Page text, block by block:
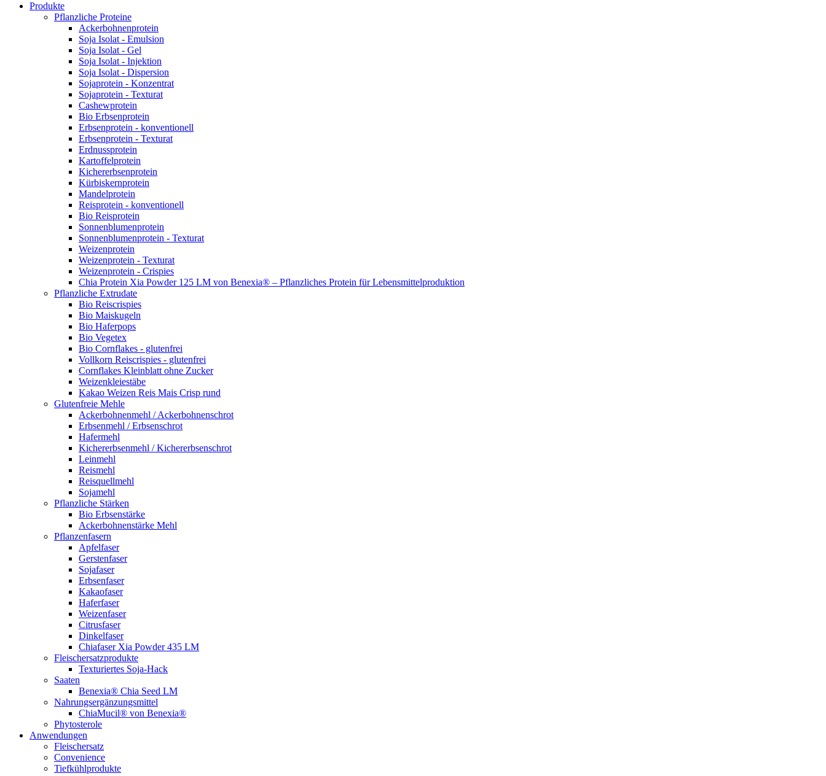
Produkte
Pflanzliche Proteine
Ackerbohnenprotein
Soja Isolat - Emulsion
Soja Isolat - Gel
Soja Isolat - Injektion
Soja Isolat - Dispersion
Sojaprotein - Konzentrat
Sojaprotein - Texturat
Cashewprotein
Bio Erbsenprotein
Erbsenprotein - konventionell
Erbsenprotein - Texturat
Erdnussprotein
Kartoffelprotein
Kichererbsenprotein
Kürbiskernprotein
Mandelprotein
Reisprotein - konventionell
Bio Reisprotein
Sonnenblumenprotein
Sonnenblumenprotein - Texturat
Weizenprotein
Weizenprotein - Texturat
Weizenprotein - Crispies
Chia Protein Xia Powder 125 LM von Benexia® – Pflanzliches Protein für Lebensmittelproduktion
Pflanzliche Extrudate
Bio Reiscrispies
Bio Maiskugeln
Bio Haferpops
Bio Vegetex
Bio Cornflakes - glutenfrei
Vollkorn Reiscrispies - glutenfrei
Cornflakes Kleinblatt ohne Zucker
Weizenkleiestäbe
Kakao Weizen Reis Mais Crisp rund
Glutenfreie Mehle
Ackerbohnenmehl / Ackerbohnenschrot
Erbsenmehl / Erbsenschrot
Hafermehl
Kichererbsenmehl / Kichererbsenschrot
Leinmehl
Reismehl
Reisquellmehl
Sojamehl
Pflanzliche Stärken
Bio Erbsenstärke
Ackerbohnenstärke Mehl
Pflanzenfasern
Apfelfaser
Gerstenfaser
Sojafaser
Erbsenfaser
Kakaofaser
Haferfaser
Weizenfaser
Citrusfaser
Dinkelfaser
Chiafaser Xia Powder 435 LM
Fleischersatzprodukte
Texturiertes Soja-Hack
Saaten
Benexia® Chia Seed LM
Nahrungsergänzungsmittel
ChiaMucil® von Benexia®
Phytosterole
Anwendungen
Fleischersatz
Convenience
Tiefkühlprodukte